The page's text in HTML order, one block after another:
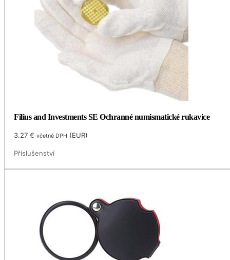
Filius and Investments SE Ochranné numismatické rukavice
3.27€ včetně DPH (EUR)
Příslušenství